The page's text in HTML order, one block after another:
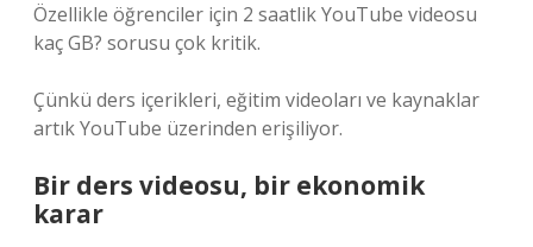
Özellikle öğrenciler için 2 saatlik YouTube videosu
kaç GB? sorusu çok kritik.
Çünkü ders içerikleri, eğitim videoları ve kaynaklar
artık YouTube üzerinden erişiliyor.
Bir ders videosu, bir ekonomik
karar